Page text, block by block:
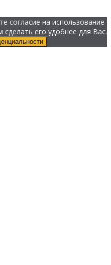
согласие на использование
его удобнее для Вас.